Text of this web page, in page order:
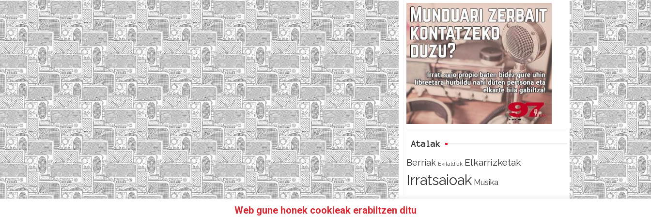
c
e
b
o
o
i
t
t
e
r
e
d
Atalak
Berriak Ekitaldiak Elkarrizketak
Irratsaioak Musika
IZAN IRRATIKIDE! FACEBOOK TWITTER HARREMANETARAKO
Web gune honek cookieak erabiltzen ditu